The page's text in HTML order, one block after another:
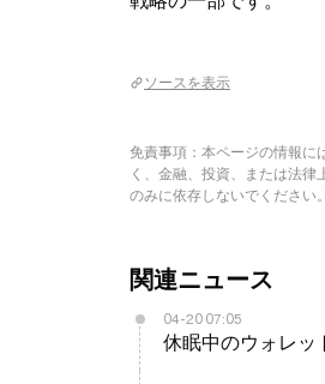
ソースを表示
免責事項：本ページの情報に
く、金融、投資、または法
のみに依存しないでください
関連ニュース
04-20 07:05
休眠中のウォレッ